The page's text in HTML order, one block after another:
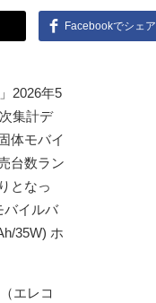
Facebookでシェア
2026年5
集計デ
体モバイ
台数ラン
となっ
イルバ
35W) ホ
エレコ